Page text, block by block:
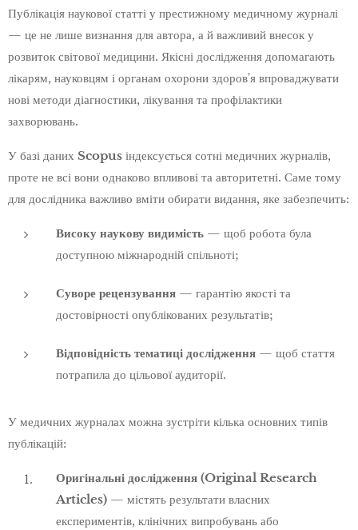
Публікація наукової статті у престижному медичному журналі
— це не лише визнання для автора, а й важливий внесок у
розвиток світової медицини. Якісні дослідження допомагають
лікарям, науковцям і органам охорони здоров'я впроваджувати
нові методи діагностики, лікування та профілактики
захворювань.
У базі даних Scopus індексується сотні медичних журналів,
проте не всі вони однаково впливові та авторитетні. Саме тому
для дослідника важливо вміти обирати видання, яке забезпечить:
Високу наукову видимість — щоб робота була
доступною міжнародній спільноті;
Суворе рецензування — гарантію якості та
достовірності опублікованих результатів;
Відповідність тематиці дослідження — щоб стаття
потрапила до цільової аудиторії.
У медичних журналах можна зустріти кілька основних типів
публікацій:
Оригінальні дослідження (Original Research
Articles) — містять результати власних
експериментів, клінічних випробувань або